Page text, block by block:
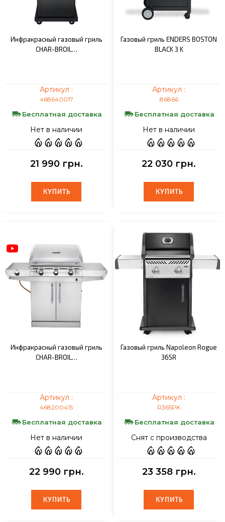
Инфракрасный газовый гриль
CHAR-BROIL…
Артикул :
468640017
Бесплатная доставка
Нет в наличии
21 990 грн.
КУПИТЬ
КУПИТЬ
Газовый гриль ENDERS BOSTON
BLACK 3 K
Артикул :
86866
Бесплатная доставка
Нет в наличии
22 030 грн.
КУПИТЬ
КУПИТЬ
Инфракрасный газовый гриль
CHAR-BROIL…
Артикул :
468200415
Бесплатная доставка
Нет в наличии
22 990 грн.
КУПИТЬ
КУПИТЬ
Газовый гриль Napoleon Rogue
365R
Артикул :
R365PK
Бесплатная доставка
Снят с производства
23 358 грн.
КУПИТЬ
КУПИТЬ